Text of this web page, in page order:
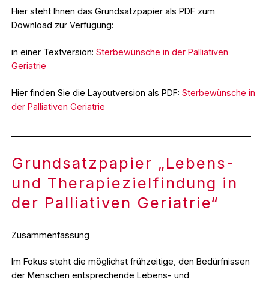
Hier steht Ihnen das Grundsatzpapier als PDF zum
Download zur Verfügung:
in einer Textversion: Sterbewünsche in der Palliativen
Geriatrie
Hier finden Sie die Layoutversion als PDF: Sterbewünsche in
der Palliativen Geriatrie
Grundsatzpapier „Lebens-
und Therapiezielfindung in
der Palliativen Geriatrie“
Zusammenfassung
Im Fokus steht die möglichst frühzeitige, den Bedürfnissen
der Menschen entsprechende Lebens- und